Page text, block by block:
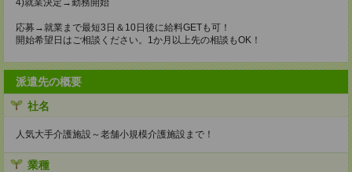
4)就業決定→勤務開始
応募→就業まで最短3日＆10日後に給料GETも可！
開始希望日はご相談ください。1か月以上先の相談もOK！
派遣先の概要
社名
人気大手介護施設～老舗小規模介護施設まで！
業種